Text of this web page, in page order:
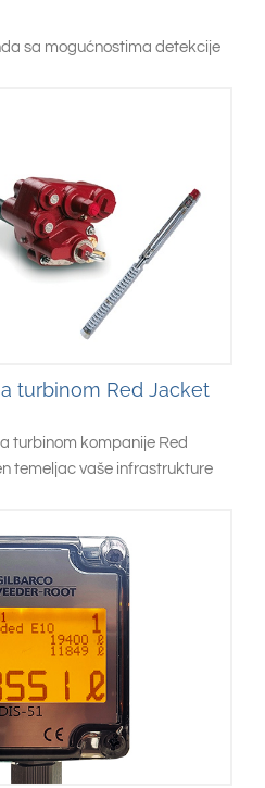
sa mogućnostima detekcije
turbinom Red Jacket
turbinom kompanije Red
temeljac vaše infrastrukture